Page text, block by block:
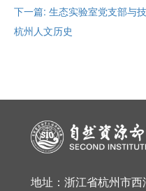
下一篇: 生态实验室党支部与
杭州人文历史
地址：浙江省杭州市